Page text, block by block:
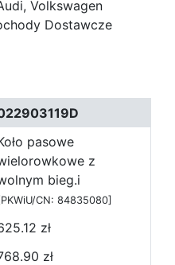
Volkswagen
Dostawcze
pasowe
z
bieg.i
CN: 84835080]
zł
zł